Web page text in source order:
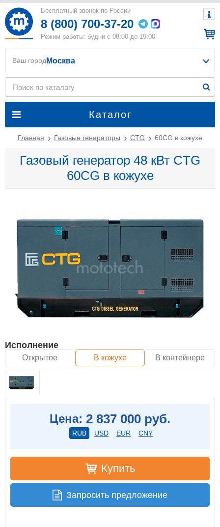
Бесплатный звонок по России
8 (800) 700-37-20
Режим работы: будни с 08:00 до 19:00
Каталог
Ваш город Москва
Главная Газовые генераторы CTG 60CG в кожухе
Газовый генератор 48 кВт CTG
60CG в кожухе
Исполнение
Открытое В кожухе В контейнере
Цена: 2 837 000 руб.
RUB USD EUR CNY
Купить
Запросить предложение